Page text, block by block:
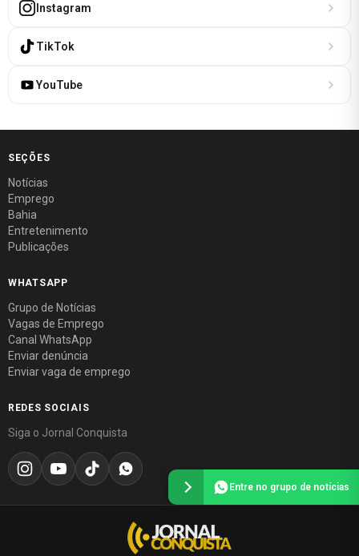
Instagram
TikTok
YouTube
SEÇÕES
Notícias
Emprego
Bahia
Entretenimento
Publicações
WHATSAPP
Grupo de Notícias
Vagas de Emprego
Canal WhatsApp
Enviar denúncia
Enviar vaga de emprego
REDES SOCIAIS
Siga o Jornal Conquista
Entre no grupo de notícias